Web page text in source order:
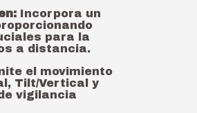
Incorpora un
para la
a distancia.
el movimiento
Tilt/Vertical y
vigilancia